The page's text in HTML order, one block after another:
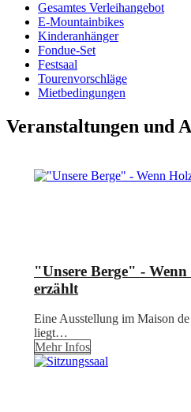
Gesamtes Verleihangebot
E-Mountainbikes
Kinderanhänger
Fondue-Set
Festsaal
Tourenvorschläge
Mietbedingungen
Veranstaltungen und
"Unsere Berge" -
erzählt
Eine Ausstellung im Maison
liegt…
Mehr Infos